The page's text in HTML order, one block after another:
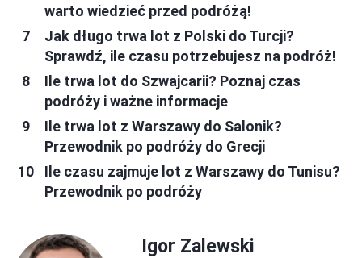
warto wiedzieć przed podróżą!
Jak długo trwa lot z Polski do Turcji?
Sprawdź, ile czasu potrzebujesz na podróż!
Ile trwa lot do Szwajcarii? Poznaj czas
podróży i ważne informacje
Ile trwa lot z Warszawy do Salonik?
Przewodnik po podróży do Grecji
Ile czasu zajmuje lot z Warszawy do Tunisu?
Przewodnik po podróży
Igor Zalewski